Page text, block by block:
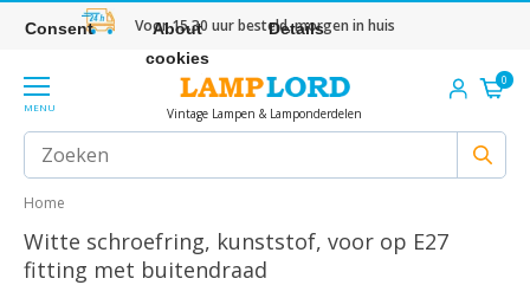
Voor 15.30 uur besteld, morgen in huis
MENU Vintage Lampen & Lamponderdelen
0
Home
Witte schroefring, kunststof, voor op E27
fitting met buitendraad
Consent
About
cookies
Details